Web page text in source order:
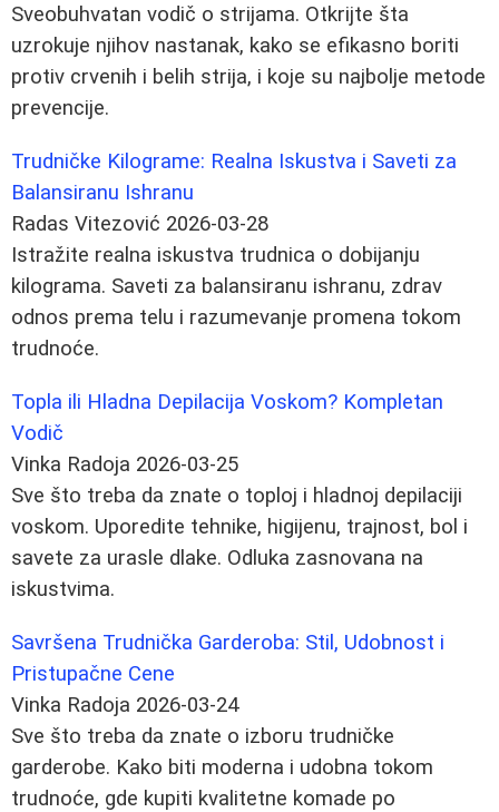
Sveobuhvatan vodič o strijama. Otkrijte šta
uzrokuje njihov nastanak, kako se efikasno boriti
protiv crvenih i belih strija, i koje su najbolje metode
prevencije.
Trudničke Kilograme: Realna Iskustva i Saveti za
Balansiranu Ishranu
Radas Vitezović 2026-03-28
Istražite realna iskustva trudnica o dobijanju
kilograma. Saveti za balansiranu ishranu, zdrav
odnos prema telu i razumevanje promena tokom
trudnoće.
Topla ili Hladna Depilacija Voskom? Kompletan
Vodič
Vinka Radoja 2026-03-25
Sve što treba da znate o toploj i hladnoj depilaciji
voskom. Uporedite tehnike, higijenu, trajnost, bol i
savete za urasle dlake. Odluka zasnovana na
iskustvima.
Savršena Trudnička Garderoba: Stil, Udobnost i
Pristupačne Cene
Vinka Radoja 2026-03-24
Sve što treba da znate o izboru trudničke
garderobe. Kako biti moderna i udobna tokom
trudnoće, gde kupiti kvalitetne komade po